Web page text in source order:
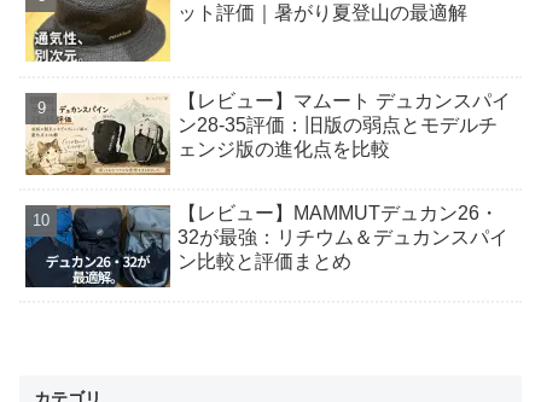
ット評価｜暑がり夏登山の最適解
【レビュー】マムート デュカンスパイ
ン28-35評価：旧版の弱点とモデルチ
ェンジ版の進化点を比較
【レビュー】MAMMUTデュカン26・
32が最強：リチウム＆デュカンスパイ
ン比較と評価まとめ